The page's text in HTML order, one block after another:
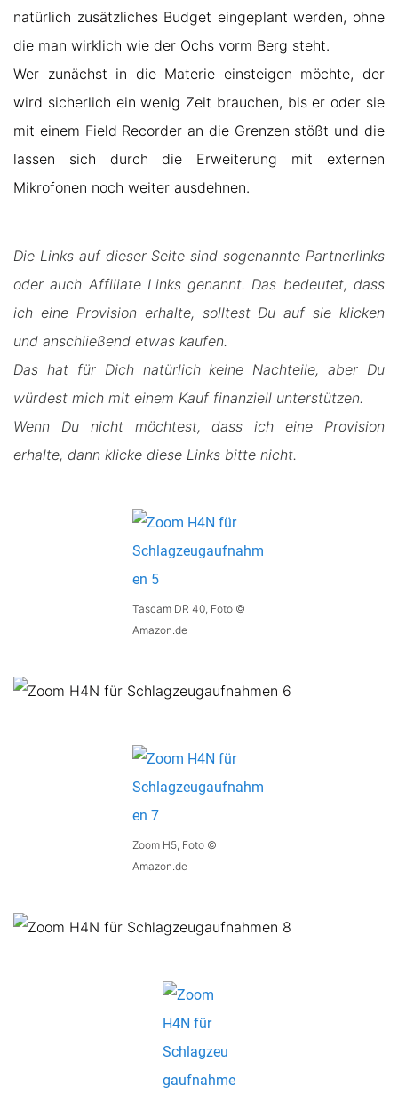
natürlich zusätzliches Budget eingeplant werden, ohne
die man wirklich wie der Ochs vorm Berg steht.
Wer zunächst in die Materie einsteigen möchte, der
wird sicherlich ein wenig Zeit brauchen, bis er oder sie
mit einem Field Recorder an die Grenzen stößt und die
lassen sich durch die Erweiterung mit externen
Mikrofonen noch weiter ausdehnen.
Die Links auf dieser Seite sind sogenannte Partnerlinks
oder auch Affiliate Links genannt. Das bedeutet, dass
ich eine Provision erhalte, solltest Du auf sie klicken
und anschließend etwas kaufen.
Das hat für Dich natürlich keine Nachteile, aber Du
würdest mich mit einem Kauf finanziell unterstützen.
Wenn Du nicht möchtest, dass ich eine Provision
erhalte, dann klicke diese Links bitte nicht.
Tascam DR 40, Foto ©
Amazon.de
Zoom H5, Foto ©
Amazon.de